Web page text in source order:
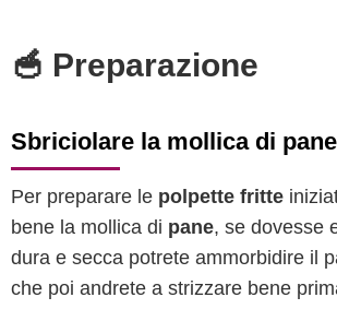
🥣 Preparazione
Sbriciolare la mollica di pane
Per preparare le polpette fritte
bene la mollica di pane, se dovesse
dura e secca potrete ammorbidire il
che poi andrete a strizzare bene